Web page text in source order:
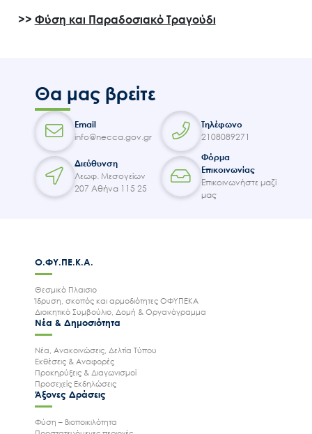
Έργα
Εισιτήρια
Επικοινωνία
>> Φύση και Παραδοσιακό Τραγούδι
Θα μας βρείτε
Email
info@necca.gov.gr
Τηλέφωνο
2108089271
Διεύθυνση
Λεωφ. Μεσογείων
207 Αθήνα 115 25
Φόρμα
Επικοινωνίας
Επικοινωνήστε μαζί
μας
Ο.ΦΥ.ΠΕ.Κ.Α.
Θεσμικό Πλαισιο
Ίδρυση, σκοπός και αρμοδιότητες ΟΦΥΠΕΚΑ
Διοικητικό Συμβούλιο, Δομή & Οργανόγραμμα
Νέα & Δημοσιότητα
Νέα, Ανακοινώσεις, Δελτία Τύπου
Εκθέσεις & Αναφορές
Προκηρύξεις & Διαγωνισμοί
Προσεχείς Εκδηλώσεις
Άξονες Δράσεις
Φύση – Βιοποικιλότητα